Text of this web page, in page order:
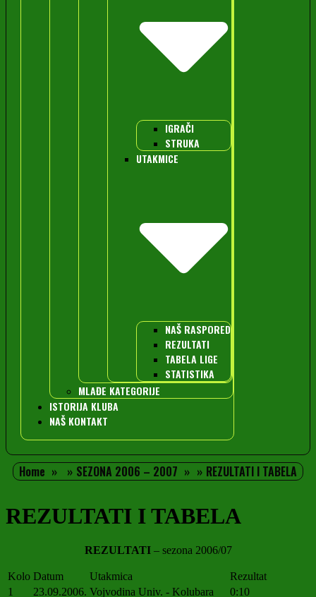
IGRAČI
STRUKA
UTAKMICE
NAŠ RASPORED
REZULTATI
TABELA LIGE
STATISTIKA
MLAĐE KATEGORIJE
ISTORIJA KLUBA
NAŠ KONTAKT
Home SEZONA 2006 – 2007 REZULTATI I TABELA
REZULTATI I TABELA
REZULTATI– sezona 2006/07
Kolo Datum Utakmica
Rezultat
1
23.09.2006. Vojvodina Univ. - Kolubara 0:10